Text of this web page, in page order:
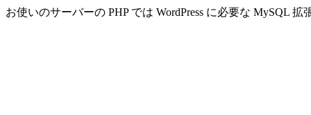
お使いのサーバーの PHP では WordPress に必要な MySQL